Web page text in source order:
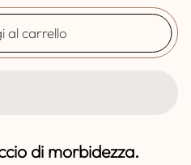
al carrello
di morbidezza.